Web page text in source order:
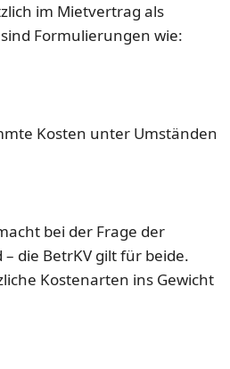
im Mietvertrag als
Formulierungen wie:
Kosten unter Umständen
bei der Frage der
die BetrKV gilt für beide.
Kostenarten ins Gewicht